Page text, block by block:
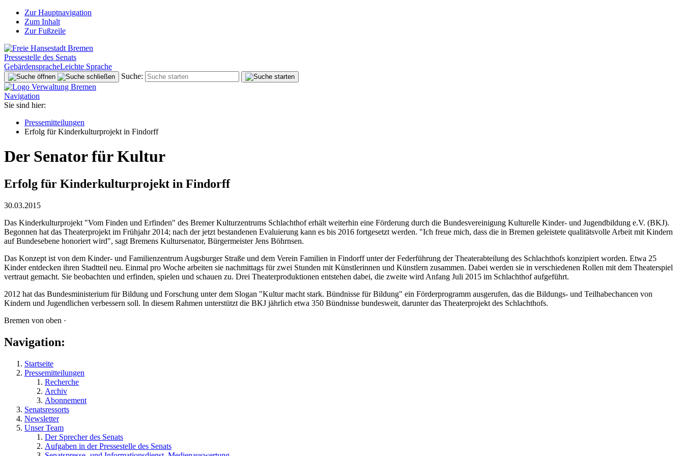
Zur Hauptnavigation
Zum Inhalt
Zur Fußzeile
Pressestelle des Senats
GebärdenspracheLeichte Sprache
Suche:
Navigation
Sie sind hier:
Pressemitteilungen
Erfolg für Kinderkulturprojekt in Findorff
Der Senator für Kultur
Erfolg für Kinderkulturprojekt in Findorff
30.03.2015
Das Kinderkulturprojekt "Vom Finden und Erfinden" des Bremer Kulturzentrums Schlachthof erhält weiterhin eine Förderung durch die Bundesvereinigung Kulturelle Kinder- und Jugendbildung e.V. (BKJ).
Begonnen hat das Theaterprojekt im Frühjahr 2014; nach der jetzt bestandenen Evaluierung kann es bis 2016 fortgesetzt werden. "Ich freue mich, dass die in Bremen geleistete qualitätsvolle Arbeit mit Kindern
auf Bundesebene honoriert wird", sagt Bremens Kultursenator, Bürgermeister Jens Böhrnsen.
Das Konzept ist von dem Kinder- und Familienzentrum Augsburger Straße und dem Verein Familien in Findorff unter der Federführung der Theaterabteilung des Schlachthofs konzipiert worden. Etwa 25
Kinder entdecken ihren Stadtteil neu. Einmal pro Woche arbeiten sie nachmittags für zwei Stunden mit Künstlerinnen und Künstlern zusammen. Dabei werden sie in verschiedenen Rollen mit dem Theaterspiel
vertraut gemacht. Sie beobachten und erfinden, spielen und schauen zu. Drei Theaterproduktionen entstehen dabei, die zweite wird Anfang Juli 2015 im Schlachthof aufgeführt.
2012 hat das Bundesministerium für Bildung und Forschung unter dem Slogan "Kultur macht stark. Bündnisse für Bildung" ein Förderprogramm ausgerufen, das die Bildungs- und Teilhabechancen von
Kindern und Jugendlichen verbessern soll. In diesem Rahmen unterstützt die BKJ jährlich etwa 350 Bündnisse bundesweit, darunter das Theaterprojekt des Schlachthofs.
Bremen von oben ·
Navigation:
Startseite
Pressemitteilungen
Recherche
Archiv
Abonnement
Senatsressorts
Newsletter
Unser Team
Der Sprecher des Senats
Aufgaben in der Pressestelle des Senats